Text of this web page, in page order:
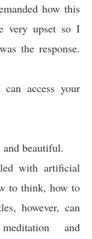
how this
very upset so I
the response.
access your
beautiful.
with artificial
to think, how to
however, can
and